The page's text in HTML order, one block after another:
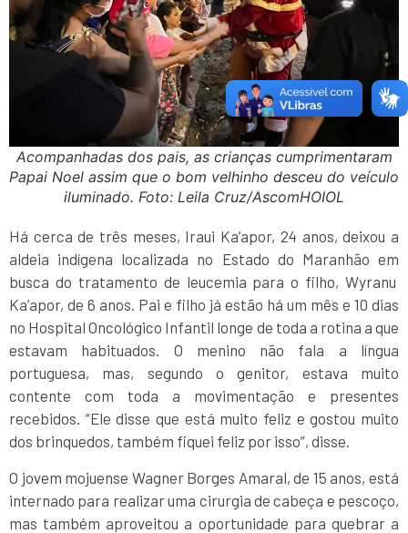
Acompanhadas dos pais, as crianças cumprimentaram
Papai Noel assim que o bom velhinho desceu do veículo
iluminado. Foto: Leila Cruz/AscomHOIOL
Há cerca de três meses, Iraui Ka’apor, 24 anos, deixou a
aldeia indígena localizada no Estado do Maranhão em
busca do tratamento de leucemia para o filho, Wyranu
Ka’apor, de 6 anos. Pai e filho já estão há um mês e 10 dias
no Hospital Oncológico Infantil longe de toda a rotina a que
estavam habituados. O menino não fala a língua
portuguesa, mas, segundo o genitor, estava muito
contente com toda a movimentação e presentes
recebidos. “Ele disse que está muito feliz e gostou muito
dos brinquedos, também fiquei feliz por isso”, disse.
O jovem mojuense Wagner Borges Amaral, de 15 anos, está
internado para realizar uma cirurgia de cabeça e pescoço,
mas também aproveitou a oportunidade para quebrar a